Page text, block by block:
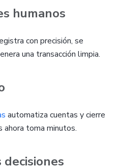
humanos
con precisión, se
una transacción limpia.
automatiza cuentas y cierre
ahora toma minutos.
decisiones